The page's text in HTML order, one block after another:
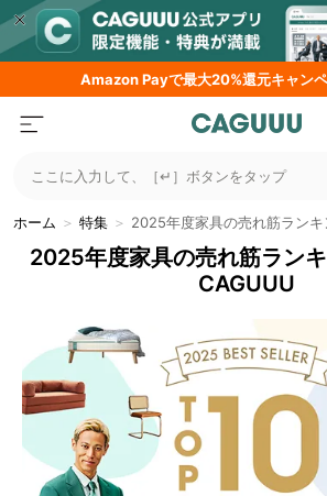
期間限定フラッシュセール！最
ここに入力して、［↵］ボタンをタップ
ホーム ＞ 特集 ＞ 2025年度家具の売れ筋ラン
2025年度家具の売れ筋ランキ
CAGUUU